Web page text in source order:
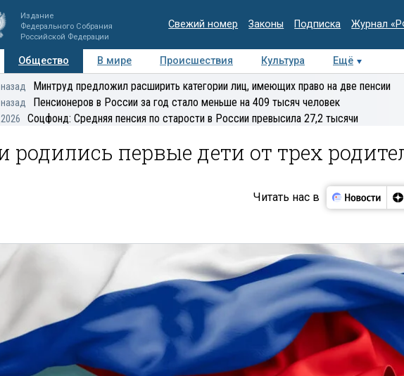
Издание
Федерального Собрания
Российской Федерации
Свежий номер Законы Подписка Журнал
Общество В мире Происшествия Культура Ещё
Регионы Медиацентр Интервью Колумнисты
Минтруд предложил расширить категории лиц, имеющих право на две пенсии
Пенсионеров в России за год стало меньше на 409 тысяч человек
Соцфонд: Средняя пенсия по старости в России превысила 27,2 тысячи
родились первые дети от трех
Читать нас в